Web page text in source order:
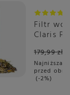
Filtr
Claris
179,99 zł
Najniższa
przed
-2%